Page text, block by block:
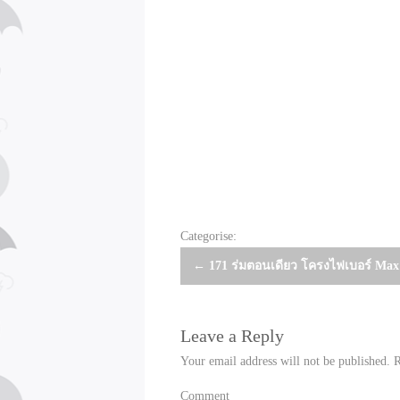
Categorise:
Post
← 171 ร่มตอนเดียว โครงไฟเบอร์
Leave a Reply
Your email address will not be published.
Comment